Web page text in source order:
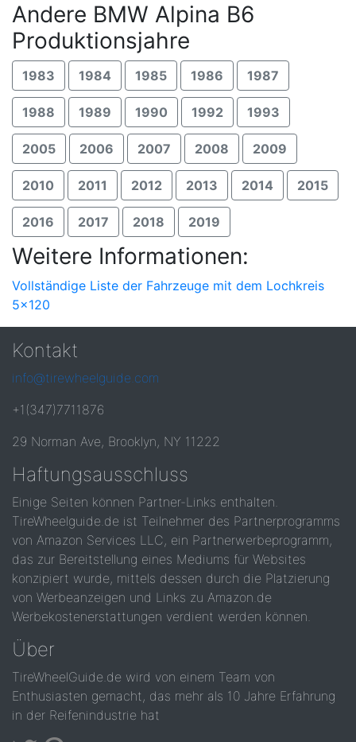
Andere BMW Alpina B6
Produktionsjahre
1983 1984 1985 1986 1987
1988 1989 1990 1992 1993
2005 2006 2007 2008 2009
2010 2011 2012 2013 2014 2015
2016 2017 2018 2019
Weitere Informationen:
Vollständige Liste der Fahrzeuge mit dem Lochkreis
5x120
Kontakt
info@tirewheelguide.com
+1(347)7711876
29 Norman Ave, Brooklyn, NY 11222
Haftungsausschluss
Einige Seiten können Partner-Links enthalten.
TireWheelguide.de ist Teilnehmer des Partnerprogramms
von Amazon Services LLC, ein Partnerwerbeprogramm,
das zur Bereitstellung eines Mediums für Websites
konzipiert wurde, mittels dessen durch die Platzierung
von Werbeanzeigen und Links zu Amazon.de
Werbekostenerstattungen verdient werden können.
Über
TireWheelGuide.de wird von einem Team von
Enthusiasten gemacht, das mehr als 10 Jahre Erfahrung
in der Reifenindustrie hat